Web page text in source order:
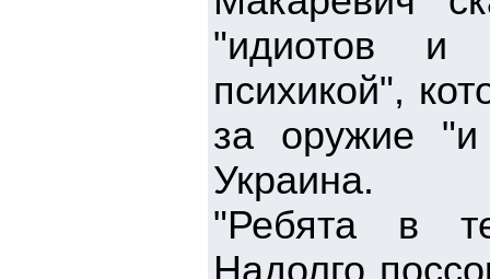
"идиотов и
психикой",
за оружие "и
Украина.
"Ребята в